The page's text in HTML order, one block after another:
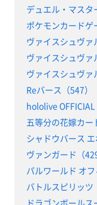
デュエル・マスタ
ポケモンカードゲ
ヴァイスシュヴァ
ヴァイスシュヴァ
ヴァイスシュヴァ
Reバース（547）
hololive OFFICIAL
五等分の花嫁カー
シャドウバース エ
ヴァンガード（
パルワールド オ
バトルスピリッツ